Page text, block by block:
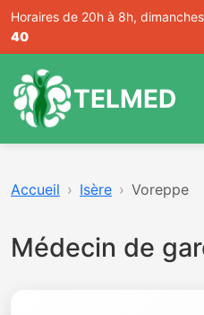
Horaires de 20h à 8h,
40
TELMED
Accueil Isère Voreppe
Médecin de